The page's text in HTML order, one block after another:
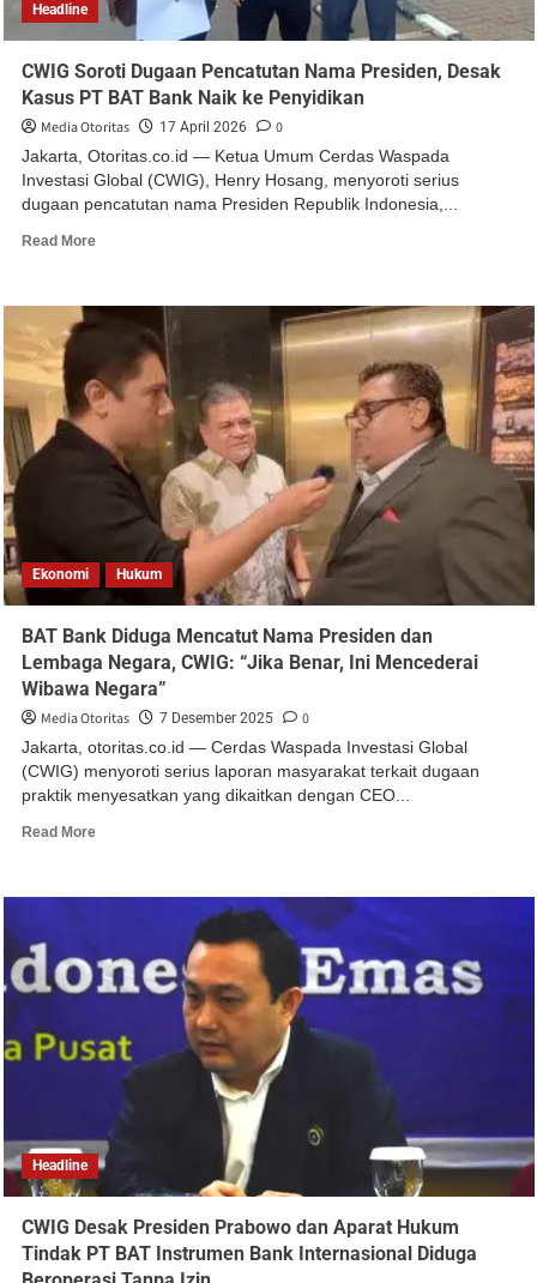
Headline
CWIG Soroti Dugaan Pencatutan Nama Presiden, Desak
Kasus PT BAT Bank Naik ke Penyidikan
Media Otoritas 17 April 2026 0
Jakarta, Otoritas.co.id — Ketua Umum Cerdas Waspada
Investasi Global (CWIG), Henry Hosang, menyoroti serius
dugaan pencatutan nama Presiden Republik Indonesia,...
Read More
Ekonomi Hukum
BAT Bank Diduga Mencatut Nama Presiden dan
Lembaga Negara, CWIG: “Jika Benar, Ini Mencederai
Wibawa Negara”
Media Otoritas 7 Desember 2025 0
Jakarta, otoritas.co.id — Cerdas Waspada Investasi Global
(CWIG) menyoroti serius laporan masyarakat terkait dugaan
praktik menyesatkan yang dikaitkan dengan CEO...
Read More
Headline
CWIG Desak Presiden Prabowo dan Aparat Hukum
Tindak PT BAT Instrumen Bank Internasional Diduga